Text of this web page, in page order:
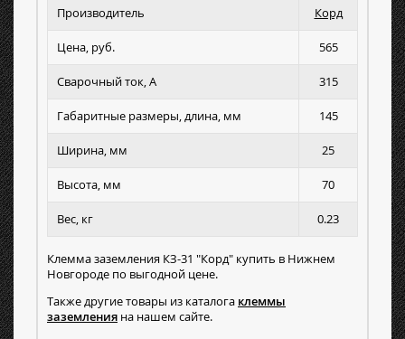
Производитель Корд
Цена, руб. 565
Сварочный ток, А 315
Габаритные размеры, длина, мм 145
Ширина, мм 25
Высота, мм 70
Вес, кг 0.23
Клемма заземления КЗ-31 "Корд" купить в Нижнем
Новгороде по выгодной цене.
Также другие товары из каталога клеммы
заземления на нашем сайте.